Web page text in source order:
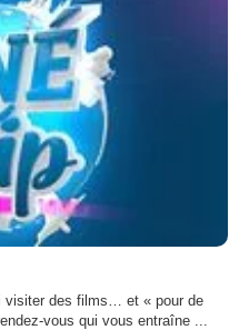
visiter des films… et « pour de
vous qui vous entraîne ...